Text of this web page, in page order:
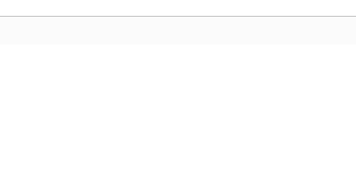
円形グラデーションを